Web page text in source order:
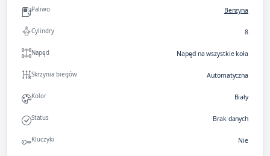
Paliwo Benzyna
Cylindry 8
Napęd Napęd na wszystkie koła
Skrzynia biegów Automatyczna
Kolor Biały
Status Brak danych
Kluczyki Nie